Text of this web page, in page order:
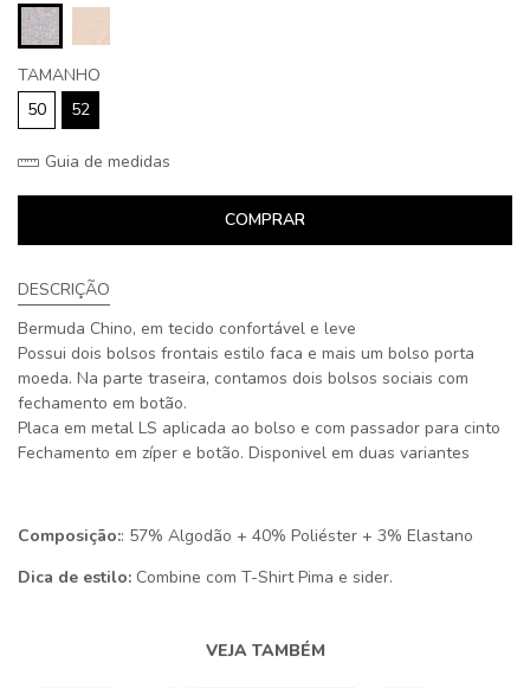
TAMANHO
50
52
Guia de medidas
COMPRAR
DESCRIÇÃO
Bermuda Chino, em tecido confortável e leve
Possui dois bolsos frontais estilo faca e mais um bolso porta
moeda. Na parte traseira, contamos dois bolsos sociais com
fechamento em botão.
Placa em metal LS aplicada ao bolso e com passador para cinto
Fechamento em zíper e botão. Disponivel em duas variantes
Composição:: 57% Algodão + 40% Poliéster + 3% Elastano
Dica de estilo: Combine com T-Shirt Pima e sider.
VEJA TAMBÉM